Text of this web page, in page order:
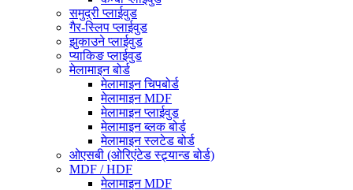
समुद्री प्लाईवुड
गैर-स्लिप प्लाईवुड
झुकाउने प्लाईवुड
प्याकिङ प्लाईवुड
मेलामाइन बोर्ड
मेलामाइन चिपबोर्ड
मेलामाइन MDF
मेलामाइन प्लाईवुड
मेलामाइन ब्लक बोर्ड
मेलामाइन स्लटेड बोर्ड
ओएसबी (ओरिएंटेड स्ट्र्यान्ड बोर्ड)
MDF / HDF
मेलामाइन MDF